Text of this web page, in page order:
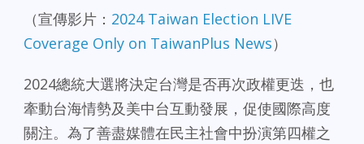
（宣傳影片： 2024 Taiwan Election LIVE
Coverage Only on TaiwanPlus News）
2024總統大選將決定台灣是否再次政權更迭，也
牽動台海情勢及美中台互動發展，促使國際高度
關注。為了善盡媒體在民主社會中扮演第四權之